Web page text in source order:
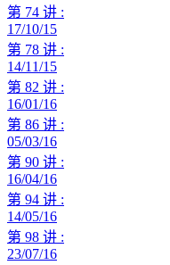
第 74 讲 :
17/10/15
第 78 讲 :
14/11/15
第 82 讲 :
16/01/16
第 86 讲 :
05/03/16
第 90 讲 :
16/04/16
第 94 讲 :
14/05/16
第 98 讲 :
23/07/16